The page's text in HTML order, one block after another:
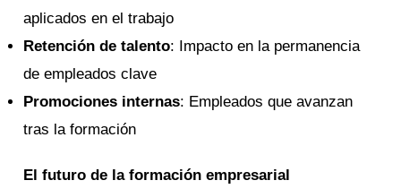
aplicados en el trabajo
Retención de talento: Impacto en la permanencia
de empleados clave
Promociones internas: Empleados que avanzan
tras la formación
El futuro de la formación empresarial